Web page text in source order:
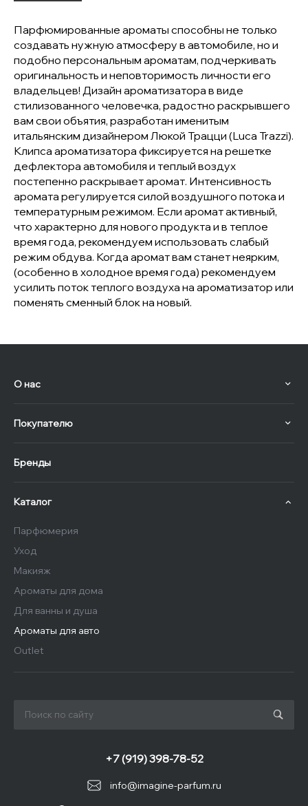
Парфюмированные ароматы способны не только
создавать нужную атмосферу в автомобиле, но и
подобно персональным ароматам, подчеркивать
оригинальность и неповторимость личности его
владельцев! Дизайн ароматизатора в виде
стилизованного человечка, радостно раскрывшего
вам свои объятия, разработан именитым
итальянским дизайнером Люкой Трацци (Luca Trazzi).
Клипса ароматизатора фиксируется на решетке
дефлектора автомобиля и теплый воздух
постепенно раскрывает аромат. Интенсивность
аромата регулируется силой воздушного потока и
температурным режимом. Если аромат активный,
что характерно для нового продукта и в теплое
время года, рекомендуем использовать слабый
режим обдува. Когда аромат вам станет неярким,
(особенно в холодное время года) рекомендуем
усилить поток теплого воздуха на ароматизатор или
поменять сменный блок на новый.
О нас
Покупателю
Бренды
Каталог
Парфюмерия
Уход
Макияж
Ароматы для дома
Для ванны и душа
Ароматы для авто
Outlet
info@imagine-parfum.ru
+7 (919) 398-78-52